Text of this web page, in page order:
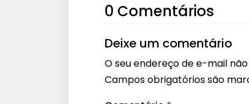
0 Comentários
Deixe um comentário
O seu endereço de e-mail
Campos obrigatórios são